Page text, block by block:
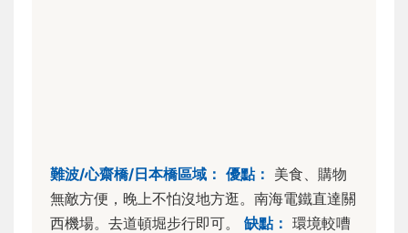
難波/心齋橋/日本橋區域： 優點： 美食、購物
無敵方便，晚上不怕沒地方逛。南海電鐵直達關
西機場。去道頓堀步行即可。 缺點： 環境較嘈